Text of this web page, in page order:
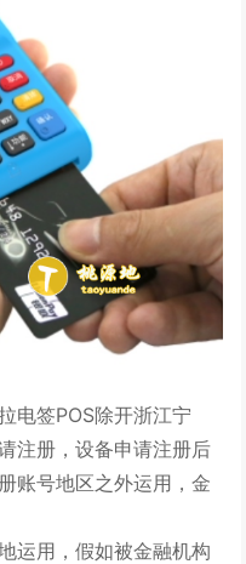
电签POS除开浙江宁
注册，设备申请注册后
账号地区之外运用，金
运用，假如被金融机构